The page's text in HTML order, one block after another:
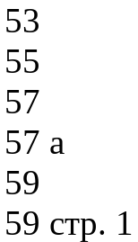
а
стр.